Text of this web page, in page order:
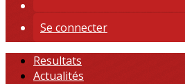
Se connecter
Resultats
Actualités